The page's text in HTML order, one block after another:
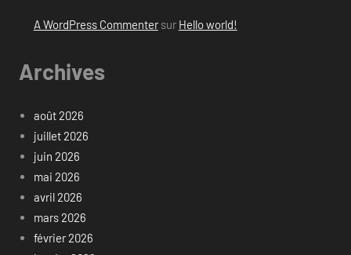
A WordPress Commentersur Hello world!
Archives
août 2026
juillet 2026
juin 2026
mai 2026
avril 2026
mars 2026
février 2026